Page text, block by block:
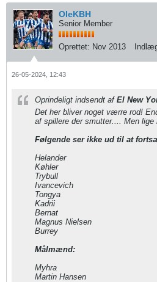
OleKBH
Senior Member
Oprettet: Nov 2013
26-05-2024, 12:43
Oprindeligt indsendt af El New
Det her bliver noget værre rod!
af spillere der smutter.... Men lige
Følgende ser ikke ud til at
Helander
Køhler
Trybull
Ivancevich
Tongya
Kadrii
Bernat
Magnus Nielsen
Burrey
Målmænd:
Myhra
Martin Hansen